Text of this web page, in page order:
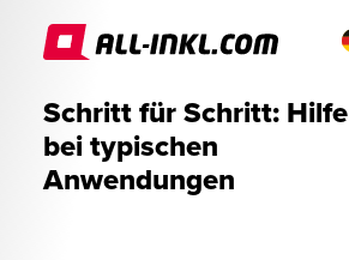
Schritt für Schritt: Hilfe
bei typischen
Anwendungen